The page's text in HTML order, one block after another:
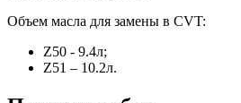
Объем масла для замены в CVT:
Z50 - 9.4л;
Z51 – 10.2л.